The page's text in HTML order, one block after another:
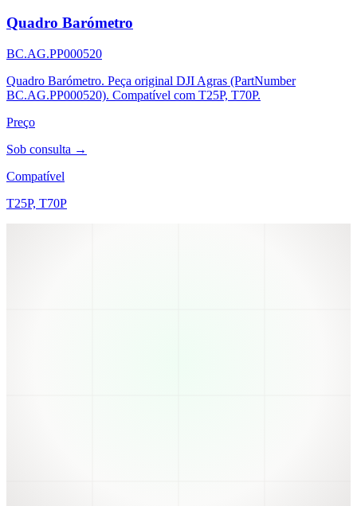
Quadro Barómetro
BC.AG.PP000520
Quadro Barómetro. Peça original DJI Agras (PartNumber
BC.AG.PP000520). Compatível com T25P, T70P.
Preço
Sob consulta →
Compatível
T25P, T70P